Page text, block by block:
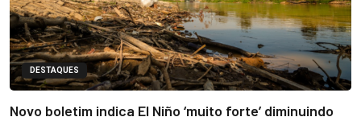
DESTAQUES
Novo boletim indica El Niño ‘muito forte’ diminuindo